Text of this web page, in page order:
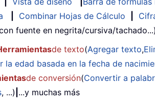
Combinar Hojas de Cálculo
fuente en negrita/cursiva/
de texto(Agregar texto,
la edad basada en la fecha de
de conversión(Convertir a
, ...) ...y muchas más